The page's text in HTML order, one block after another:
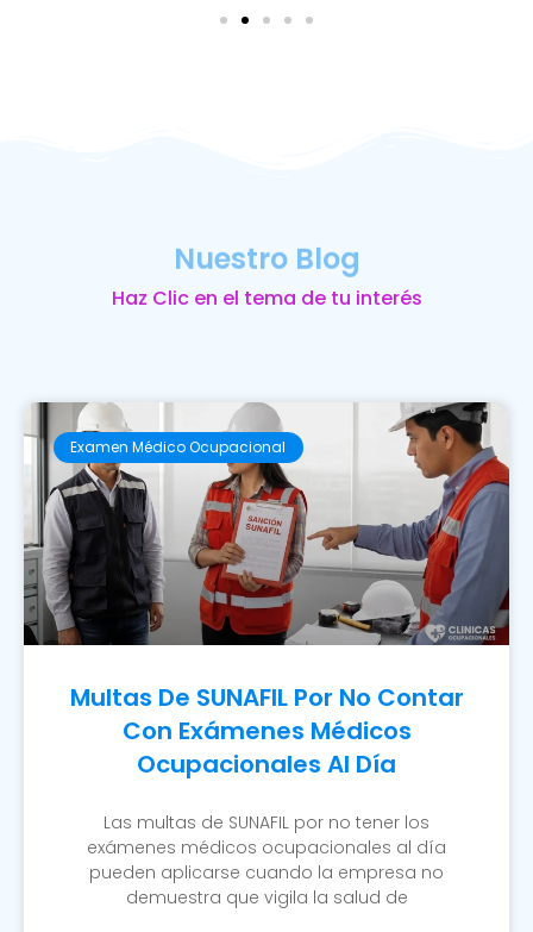
Nuestro Blog
Haz Clic en el tema de tu interés
Examen Médico Ocupacional
Multas De SUNAFIL Por No Contar
Con Exámenes Médicos
Ocupacionales Al Día
Las multas de SUNAFIL por no tener los
exámenes médicos ocupacionales al día
pueden aplicarse cuando la empresa no
demuestra que vigila la salud de